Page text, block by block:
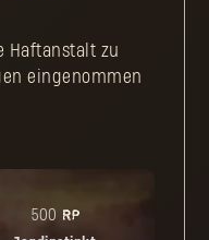
Haftanstalt zu
eingenommen
500 RP